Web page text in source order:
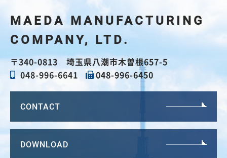
MAEDA MANUFACTURING
COMPANY, LTD.
〒340-0813 埼玉県八潮市木曽根657-5
048-996-6641
048-996-6450
CONTACT
DOWNLOAD